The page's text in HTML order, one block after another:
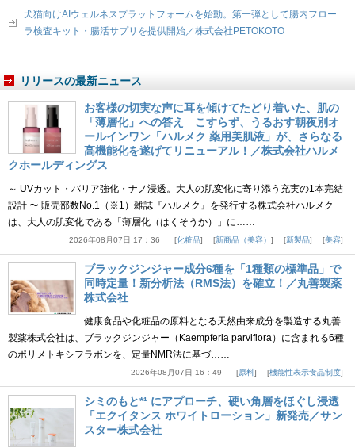
犬猫向けAIウェルネスプラットフォームを始動。第一弾として腸内フロー
ラ検査キット・腸活サプリを提供開始／株式会社PETOKOTO
リリースの最新ニュース
お客様の切実な声に耳を傾けてたどり着いた、肌の
「薄層化」への答え こすらず、うるおす朝夜別オ
ールインワン「ハルメク 薬用美肌液」が、さらなる
高機能化を遂げてリニューアル！／株式会社ハルメ
クホールディングス
～ UVカット・バリア強化・ナノ浸透。大人の肌変化に寄り添う充実の1本完結
設計 〜 販売部数No.1（※1）雑誌『ハルメク』を発行する株式会社ハルメク
は、大人の肌変化である「薄層化（はくそうか）」に……
2026年08月07日 17：36 化粧品 新商品（美容） 新製品 美容
ブラックジンジャー成分6種を「1種類の標準品」で
同時定量！新分析法（RMS法）を確立！／丸善製薬
株式会社
健康食品や化粧品の原料となる天然由来成分を製造する丸善
製薬株式会社は、ブラックジンジャー（Kaempferia parviflora）に含まれる6種
のポリメトキシフラボンを、定量NMR法に基づ……
2026年08月07日 16：49 原料 機能性表示食品制度
シミのもと*¹ にアプローチ、硬い角層をほぐし浸透
「エクイタンス ホワイトローション」新発売／サン
スター株式会社